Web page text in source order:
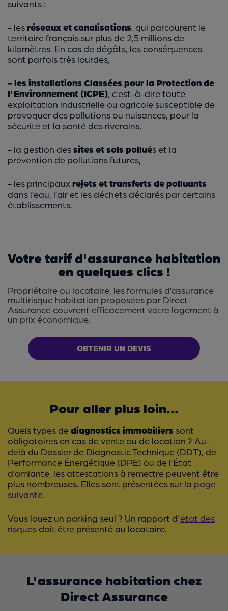
suivants :
- lesréseaux et canalisations , qui parcourent le
territoire français sur plus de 2,5 millions de
kilomètres. En cas de dégâts, les conséquences
sont parfois très lourdes,
- les installations Classées pour la Protection de
l'Environnement (ICPE) , c‘est-à-dire toute
exploitation industrielle ou agricole susceptible de
provoquer des pollutions ou nuisances, pour la
sécurité et la santé des riverains,
- la gestion dessites et sols pollués et la
prévention de pollutions futures,
- les principaux rejets et transferts de polluants
dans l’eau, l’air et les déchets déclarés par certains
établissements.
Votre tarif d'assurance habitation
en quelques clics !
Propriétaire ou locataire, les formules d’assurance
multirisque habitation proposées par Direct
Assurance couvrent efficacement votre logement à
un prix économique.
OBTENIR UN DEVIS
Pour aller plus loin...
Quels types dediagnostics immobiliers sont
obligatoires en cas de vente ou de location ? Au-
delà du Dossier de Diagnostic Technique (DDT), de
Performance Énergétique (DPE) ou de l’État
d’amiante, les attestations à remettre peuvent être
plus nombreuses. Elles sont présentées sur la page
suivante
Vous louez un parking seul ? Un rapport d'état des
risques doit être présenté au locataire.
L'assurance habitation chez
Direct Assurance